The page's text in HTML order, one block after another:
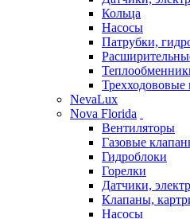
Кольца
Насосы
Патрубки,
Трехходововые
NevaLux
Nova Florida
Вентиляторы
Газовые
Гидроблоки
Горелки
Датчики,
Клапаны,
Насосы